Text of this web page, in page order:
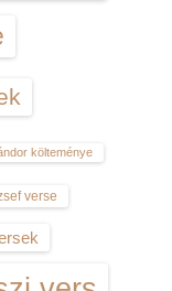
költeménye
verse